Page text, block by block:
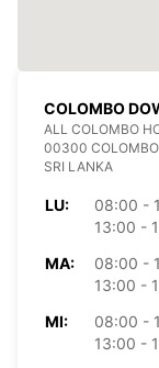
COLOMBO
ALL COLOMBO
00300 COLOMBO
SRI LANKA
LU:
08:00 -
13:00 -
MA:
08:00 -
13:00 -
MI:
08:00 -
13:00 -